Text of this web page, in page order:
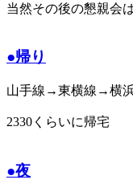
当然その後の懇親会
●帰り
山手線→東横線→横
2330くらいに帰宅
●夜